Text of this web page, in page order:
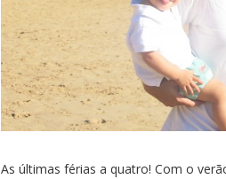
As últimas férias a quatro! Com o